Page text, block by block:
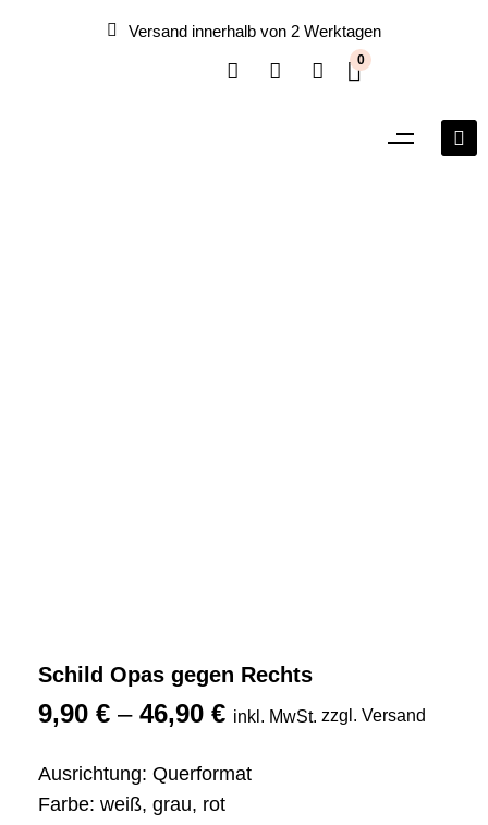
Versand innerhalb von 2 Werktagen
0
Schild Opas gegen Rechts
9,90 € – 46,90 € inkl. MwSt. zzgl. Versand
Ausrichtung: Querformat
Farbe: weiß, grau, rot